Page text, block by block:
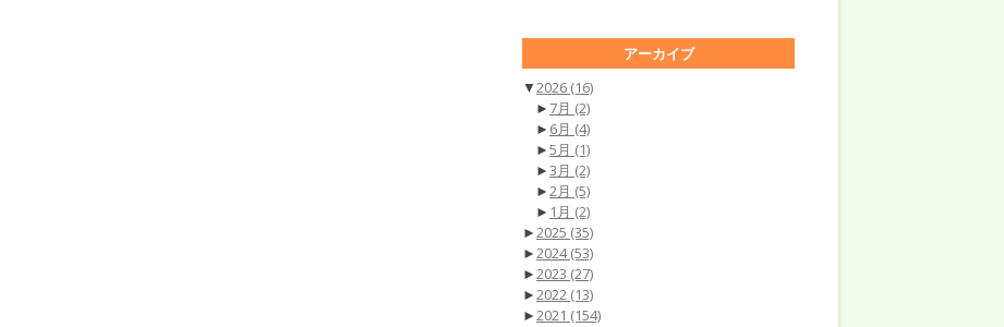
アーカイブ
▼2026 (16)
► 7月 (2)
► 6月 (4)
►5月 (1)
►3月 (2)
►2月 (5)
► 1月 (2)
►2025 (35)
►2024(53)
►2023 (27)
►2022 (13)
►2021 (154)